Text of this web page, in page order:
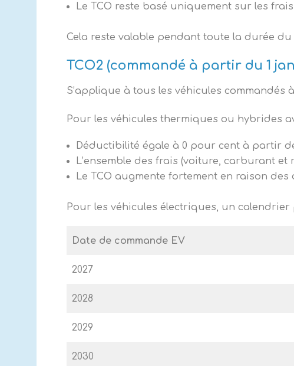
Le TCO reste basé uniquement sur les
Cela reste valable pendant toute la durée du
TCO2 (commandé à partir du 1
S’applique à tous les véhicules commandés
Pour les véhicules thermiques ou hybrides
Déductibilité égale à 0 pour cent à partir
L’ensemble des frais (voiture, carburant
Le TCO augmente fortement en raison des
Pour les véhicules électriques, un
Date de commande EV
2027
2028
2029
2030